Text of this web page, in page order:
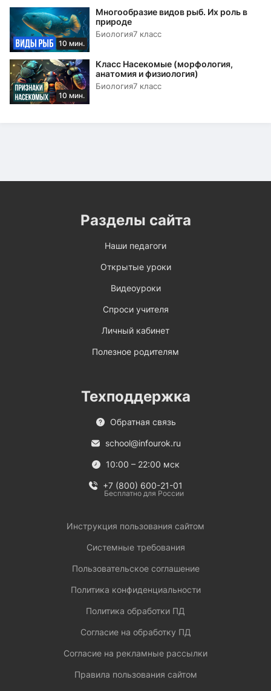
10 мин.
Многообразие видов рыб. Их роль в
природе
Биология7 класс
10 мин.
Класс Насекомые (морфология,
анатомия и физиология)
Биология7 класс
Разделы сайта
Наши педагоги
Открытые уроки
Видеоуроки
Спроси учителя
Личный кабинет
Полезное родителям
Техподдержка
Обратная связь
school@infourok.ru
10:00 – 22:00 мск
+7 (800) 600-21-01
Бесплатно для России
Инструкция пользования сайтом
Системные требования
Пользовательское соглашение
Политика конфиденциальности
Политика обработки ПД
Согласие на обработку ПД
Согласие на рекламные рассылки
Правила пользования сайтом